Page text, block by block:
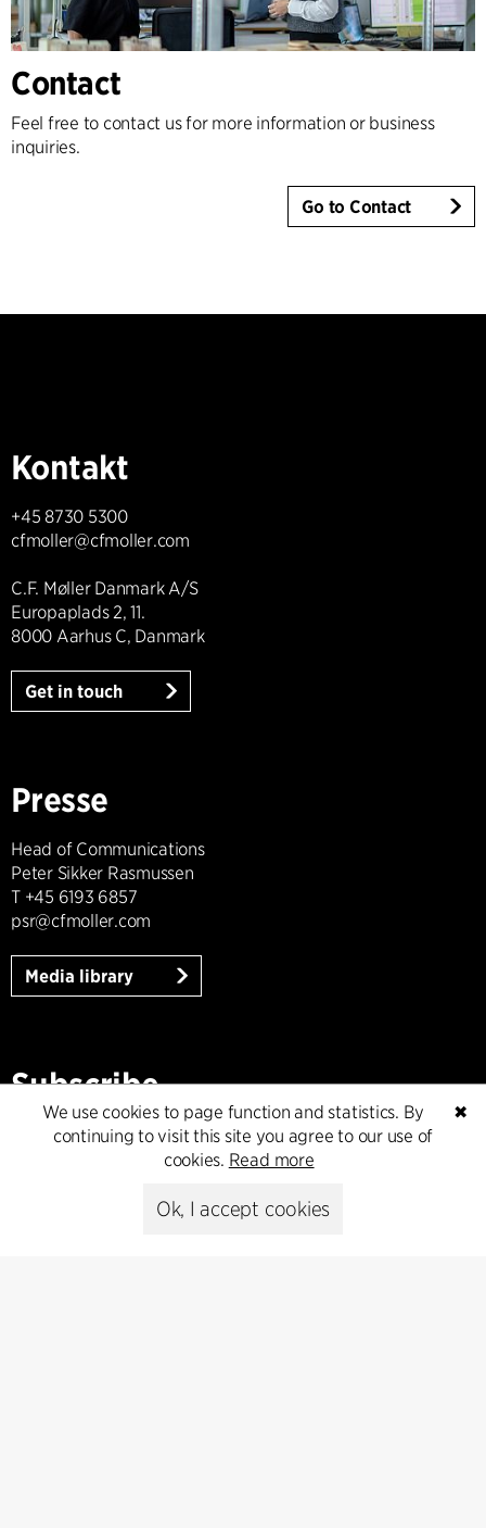
Contact
Feel free to contact us for more information or business
inquiries.
Go to Contact
Kontakt
+45 8730 5300
cfmoller@cfmoller.com
C.F. Møller Danmark A/S
Europaplads 2, 11.
8000 Aarhus C, Danmark
Get in touch
Presse
Head of Communications
Peter Sikker Rasmussen
T +45 6193 6857
psr@cfmoller.com
Media library
Subscribe
Subscribe to our newsletter and get
the latest architecture news.
✖
We use cookies to page function and statistics. By
continuing to visit this site you agree to our use of
cookies. Read more
Ok, I accept cookies